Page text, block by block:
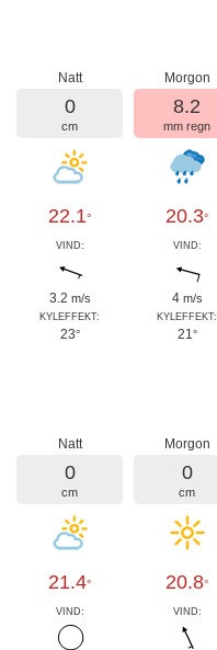
Natt
0
cm
22.1°
VIND:
3.2 m/s
KYLEFFEKT:
23°
Morgon
8.2
mm regn
20.3°
VIND:
4 m/s
KYLEFFEKT:
21°
Natt
0
cm
21.4°
VIND:
Morgon
0
cm
20.8°
VIND: